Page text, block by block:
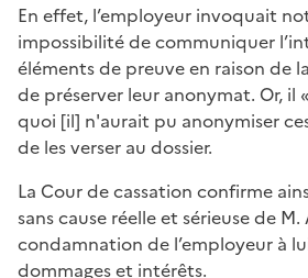
En effet, l’employeur invoquait
impossibilité de communiquer
éléments de preuve en raison de
de préserver leur anonymat. Or, il
quoi [il] n'aurait pu anonymiser
de les verser au dossier.
La Cour de cassation confirme
sans cause réelle et sérieuse de M.
condamnation de l’employeur à
dommages et intérêts.